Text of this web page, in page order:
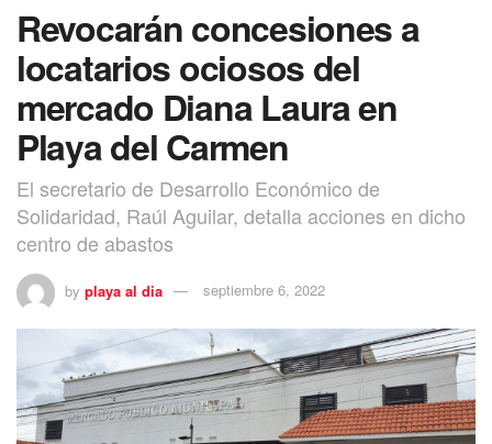
Revocarán concesiones a
locatarios ociosos del
mercado Diana Laura en
Playa del Carmen
El secretario de Desarrollo Económico de
Solidaridad, Raúl Aguilar, detalla acciones en dicho
centro de abastos
by playa al dia septiembre 6, 2022